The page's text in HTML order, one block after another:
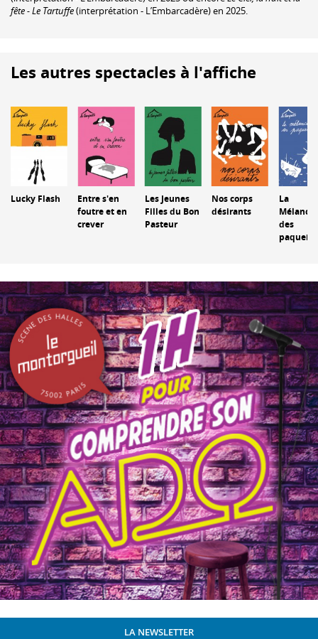
fête - Le Tartuffe(interprétation - L’Embarcadère) en 2025.
Les autres spectacles à l'affiche
Lucky Flash
Entre s'en
foutre et en
crever
Les Jeunes
Filles du Bon
Pasteur
Nos corps
désirants
La
des
LA NEWSLETTER